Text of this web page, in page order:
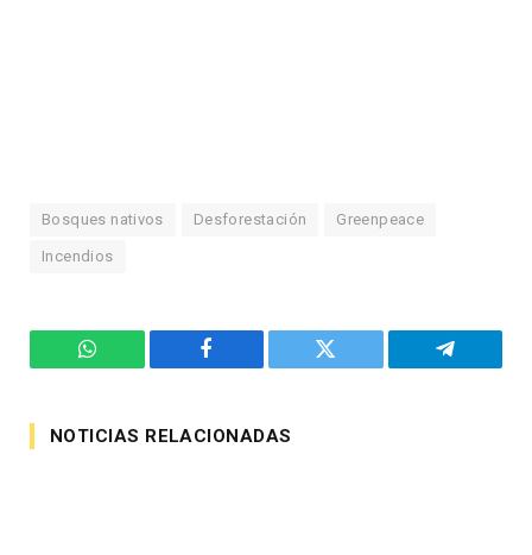
Bosques nativos Desforestación Greenpeace
Incendios
WhatsApp Facebook Twitter Telegram
NOTICIAS RELACIONADAS